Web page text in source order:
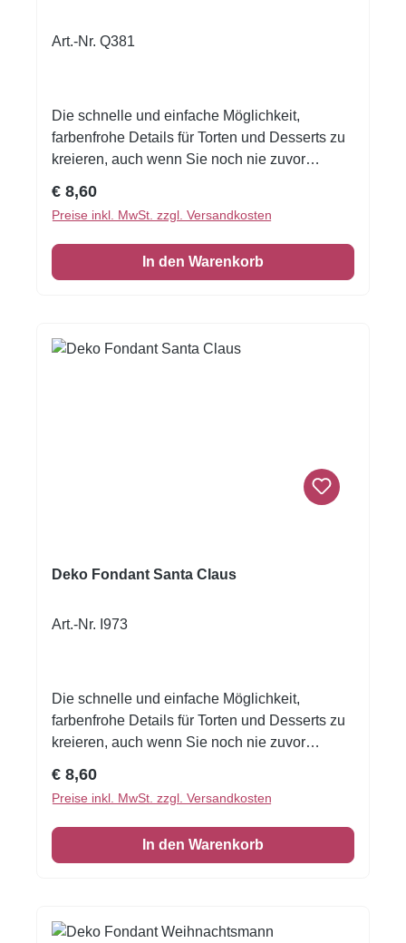
Art.-Nr. Q381
Die schnelle und einfache Möglichkeit,
farbenfrohe Details für Torten und Desserts zu
kreieren, auch wenn Sie noch nie zuvor
schneiden oder stanzen Sie jede beliebige
Form - keine Vorbereitung. Fondantfolie hat
einen leichten, süßen Geschmack. Auch das
Einschlagen von Keksen oder Kuchen ist
Regulärer Preis:
€ 8,60
Preise inkl. MwSt. zzgl. Versandkosten
In den Warenkorb
Deko Fondant Santa Claus
Art.-Nr. I973
Die schnelle und einfache Möglichkeit,
farbenfrohe Details für Torten und Desserts zu
kreieren, auch wenn Sie noch nie zuvor
schneiden oder stanzen Sie jede beliebige
Form - keine Vorbereitung. Fondantfolie hat
einen leichten, süßen Geschmack. Auch das
Einschlagen von Keksen oder Kuchen ist
Regulärer Preis:
€ 8,60
Preise inkl. MwSt. zzgl. Versandkosten
In den Warenkorb